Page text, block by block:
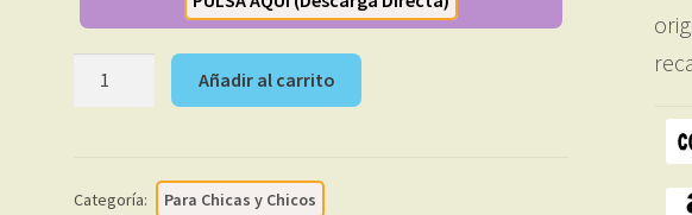
Añadir al carrito
Categoría: Para Chicas y Chicos